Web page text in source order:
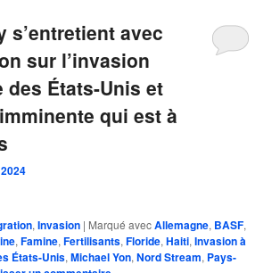
s’entretient avec
sur l’invasion
des États-Unis et
qui est à
,Invasion | Marqué avecAllemagne, BASF,
,Famine,Fertilisants,Floride,Haiti,Invasion à
États-Unis,Michael Yon,Nord Stream, Pays-